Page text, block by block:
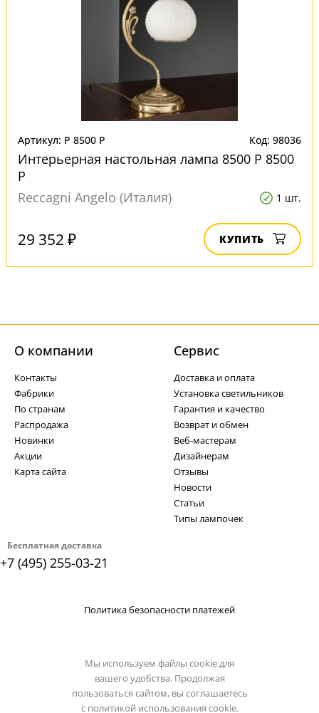
Артикул: P 8500 P Код: 98036
Интерьерная настольная лампа 8500 P 8500
P
Reccagni Angelo (Италия)
1 шт.
29 352 ₽ КУПИТЬ
Бесплатная доставка
+7 (495) 255-03-21
О компании
Контакты
Фабрики
По странам
Распродажа
Новинки
Акции
Карта сайта
Cервис
Доставка и оплата
Установка светильников
Гарантия и качество
Возврат и обмен
Веб-мастерам
Дизайнерам
Отзывы
Новости
Статьи
Типы лампочек
Политика безопасности платежей
Мы используем файлы cookie для
вашего удобства. Продолжая
пользоваться сайтом, вы соглашаетесь
с политикой использования cookie.